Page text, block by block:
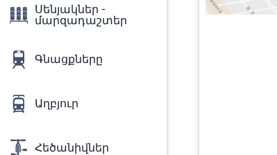
Սենյակներ -
մարզադաշտեր
Գնացքները
Աղբյուր
Հեծանիվներ